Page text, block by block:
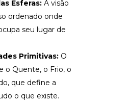
Esferas: A visão
ordenado onde
seu lugar de
Primitivas: O
o Quente, o Frio, o
que define a
o que existe.